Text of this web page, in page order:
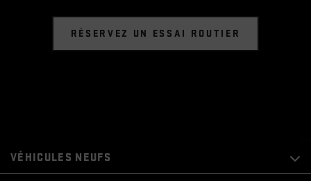
RÉSERVEZ UN ESSAI ROUTIER
VÉHICULES NEUFS